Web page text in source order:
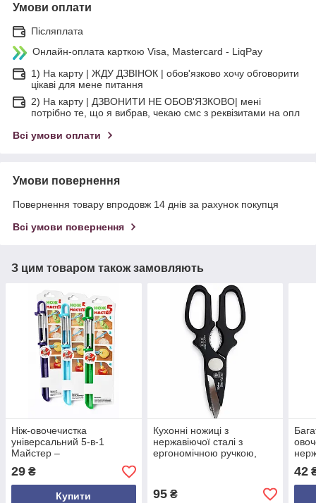
Умови оплати
Післяплата
Онлайн-оплата карткою Visa, Mastercard - LiqPay
1) На карту | ЖДУ ДЗВІНОК | обов'язково хочу обговорити
цікаві для мене питання
2) На карту | ДЗВОНИТИ НЕ ОБОВ'ЯЗКОВО| мені
потрібно те, що я вибрав, чекаю смс з реквізитами на опл
Всі умови оплати
Умови повернення
Повернення товару впродовж 14 днів за рахунок покупця
Всі умови повернення
З цим товаром також замовляють
Ніж-овочечистка
універсальний 5-в-1
Майстер –
багатофункціональний
кухонний інструмент для
овочів і фруктів
29 ₴
Купити
Кухонні ножиці з
нержавіючої сталі з
ергономічною ручкою,
95₴
для
42